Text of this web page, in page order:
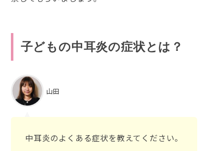
子どもの中耳炎の症状とは？
山田
中耳炎のよくある症状を教えてください。